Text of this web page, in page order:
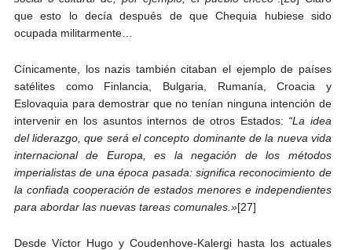
que esto lo decía después de que Chequia hubiese sido
ocupada militarmente…
Cínicamente, los nazis también citaban el ejemplo de países
satélites como Finlancia, Bulgaria, Rumanía, Croacia y
Eslovaquia para demostrar que no tenían ninguna intención de
intervenir en los asuntos internos de otros Estados: “La idea
del liderazgo, que será el concepto dominante de la nueva vida
internacional de Europa, es la negación de los métodos
imperialistas de una época pasada: significa reconocimiento de
la confiada cooperación de estados menores e independientes
para abordar las nuevas tareas comunales.»[27]
Desde Víctor Hugo y Coudenhove-Kalergi hasta los actuales